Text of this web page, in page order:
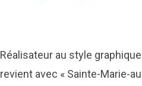
Réalisateur au style
revient avec « Sainte-Marie-